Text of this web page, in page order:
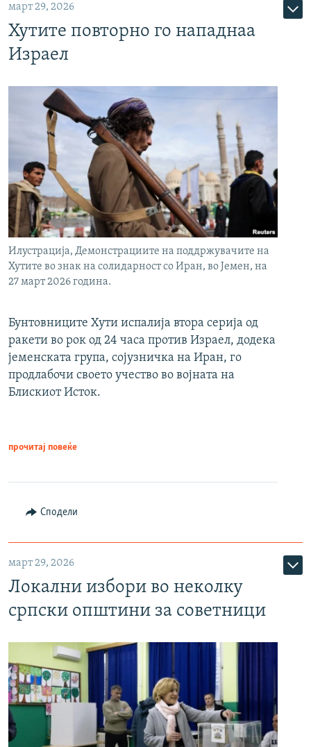
март 29, 2026
Хутите повторно го нападнаа
Израел
Илустрација, Демонстрациите на поддржувачите на
Хутите во знак на солидарност со Иран, во Јемен, на
27 март 2026 година.
Бунтовниците Хути испалија втора серија од
ракети во рок од 24 часа против Израел, додека
јеменската група, сојузничка на Иран, го
продлабочи своето учество во војната на
Блискиот Исток.
прочитај повеќе
Сподели
март 29, 2026
Локални избори во неколку
српски општини за советници